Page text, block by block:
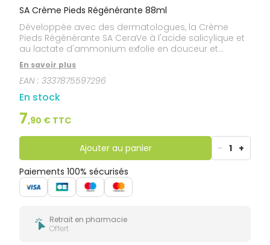
SA Crème Pieds Régénérante 88ml
Développée avec des dermatologues, la Crème
Pieds Régénérante SA CeraVe à l'acide salicylique et
au lactate d'ammonium exfolie en douceur et
assouplit la peau sèche et rugueuse des pieds .
Enrichie aux 3 céramides essentiels, à acide
hyaluronique et au niacinamide, actif anti-
inflammatoire, la Crème Pieds Régénérante SA
restaure la barrière cutanée et apaise. La
technologie MVE®, véritable prouesse technique et
scientifique, permet d'encapsuler les actifs et de les
diffuser de manière prolongée dans la peau pour
une hydratation longue durée. Sans parfum. Non
comédogène. Texture fraiche non grasse, non
collante.
En savoir plus
EAN :3337875597296
En stock
7,90 € TTC
Ajouter au panier - 1 +
Paiements 100% sécurisés
Retrait en pharmacie
Offert